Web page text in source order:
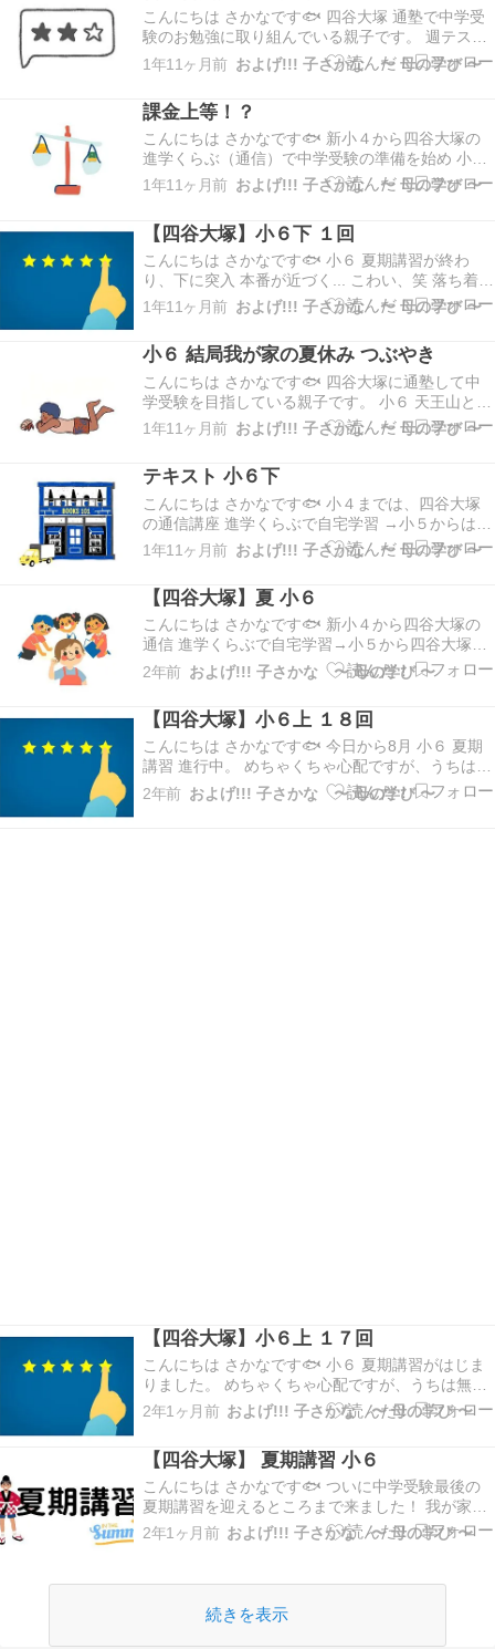
こんにちは さかなです🐟 四谷大塚 通塾で中学受
験のお勉強に取り組んでいる親子です。 週テスト
小６下 ２回の週テストも終わっているタイミング
ですが、おくれて 合不合判定テスト 第３回目で
できた高速基礎マスターの一行問題に代わっ…
1年11ヶ月前 およげ!!! 子さかな 〜 母の学び 〜
課金上等！？
こんにちは さかなです🐟 新小４から四谷大塚の
進学くらぶ（通信）で中学受験の準備を始め 小５
で通塾へ切り替えて、現在小６の夏期講習が終わ
り、小６下まできました。 夏放置していたら、
て込んでました。 さぁ 課金して、メッキメッキの
強い…
1年11ヶ月前 およげ!!! 子さかな 〜 母の学び 〜
【四谷大塚】小６下 １回
こんにちは さかなです🐟 小６ 夏期講習が終わ
り、下に突入 本番が近づく... こわい、笑 落ち着
け。これまで通りやるべきを着々とやっていくだ
け。 さて、小６下 予習シリーズ第1回 週テスト
験者数 計1,940名（男…
1年11ヶ月前 およげ!!! 子さかな 〜 母の学び 〜
小６ 結局我が家の夏休み つぶやき
こんにちは さかなです🐟 四谷大塚に通塾して中
学受験を目指している親子です。 小６ 天王山と言
われる夏 も終わりました。 「天王山の夏」 とい
うからビビり上げていた母ですが、結局我が家は
ごしたという時間が流れました。 小６の夏期…
1年11ヶ月前 およげ!!! 子さかな 〜 母の学び 〜
テキスト 小６下
こんにちは さかなです🐟 小４までは、四谷大塚
の通信講座 進学くらぶで自宅学習 →小５からは、
通塾に切り替えて中学受験を目指している親子で
す。 夏休みが終わりました！9月になっちゃいま
ま、下の授業開始に間に合うよう注文しました
か。…
1年11ヶ月前 およげ!!! 子さかな 〜 母の学び 〜
【四谷大塚】夏 小６
こんにちは さかなです🐟 新小４から四谷大塚の
通信 進学くらぶで自宅学習→小５から四谷大塚通
塾に切り替えた親子です。 さて、夏期講習... 我
が家は母が口出しせず子さかなちゃんにお任せス
ぱいですが、高望みしないと決めたので気持ち
が…
2年前 およげ!!! 子さかな 〜 母の学び 〜
【四谷大塚】小６上 １８回
こんにちは さかなです🐟 今日から8月 小６ 夏期
講習 進行中。 めちゃくちゃ心配ですが、うちは無
理をさせない方針をとることにしたので とにかく
本人を信じて、本人が自主的に計画をたて、必要
2年前 およげ!!! 子さかな 〜 母の学び 〜
【四谷大塚】小６上 １７回
こんにちは さかなです🐟 小６ 夏期講習がはじま
りました。 めちゃくちゃ心配ですが、うちは無理
をさせない方針をとることにしたので とにかく本
人を信じて、本人が自主的に計画をたて、必要な
なってます。 さて、夏期講習の前にすでに終わ
って…
2年1ヶ月前 およげ!!! 子さかな 〜 母の学び 〜
【四谷大塚】 夏期講習 小６
こんにちは さかなです🐟 ついに中学受験最後の
夏期講習を迎えるところまで来ました！ 我が家
は、長女の中学受験で母は無知なまま無謀な中学
受験に挑み その反省から次女の子さかなちゃんは
た。 本当に長い期間、中学受験だけに照準を合わ
せて生活して…
2年1ヶ月前 およげ!!! 子さかな 〜 母の学び 〜
続きを表示